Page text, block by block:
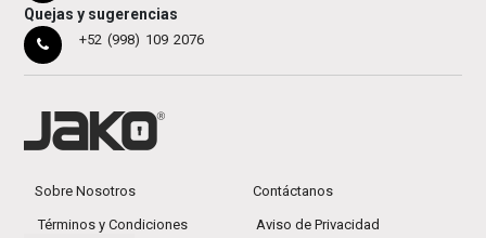
Quejas y sugerencias
+52 (998) 109 2076
Sobre Nosotros Contáctanos
Términos y Condiciones Aviso de Privacidad